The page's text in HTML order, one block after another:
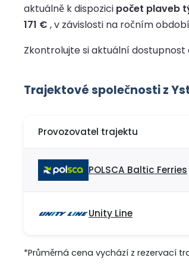
aktuálně k dispozici počet plaveb
171 € , v závislosti na ročním
Zkontrolujte si aktuální dostupnost
Trajektové společnosti z
Provozovatel trajektu
POLSCA Baltic Ferries
Unity Line
*Průměrná cena vychází z rezervací